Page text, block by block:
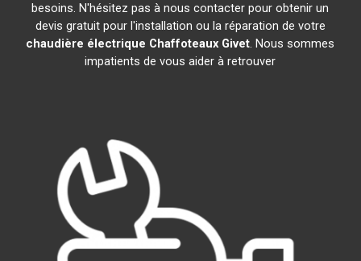
besoins. N'hésitez pas à nous contacter pour obtenir un
devis gratuit pour l'installation ou la réparation de votre
chaudière électrique Chaffoteaux Givet. Nous sommes
impatients de vous aider à retrouver